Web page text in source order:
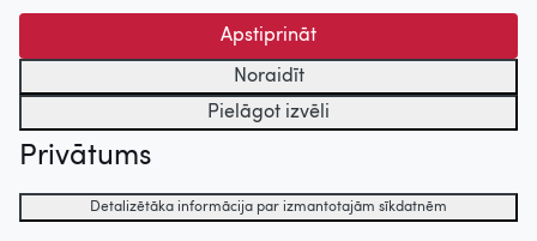
Apstiprināt
Noraidīt
Pielāgot izvēli
Privātums
Detalizētāka informācija par izmantotajām sīkdatnēm